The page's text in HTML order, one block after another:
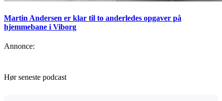
Martin Andersen er klar til to anderledes opgaver på
hjemmebane i Viborg
Annonce:
Hør seneste podcast